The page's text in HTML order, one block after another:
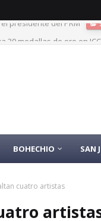
30 medallas de oro en
BOHECHIO SAN
cuatro artistas